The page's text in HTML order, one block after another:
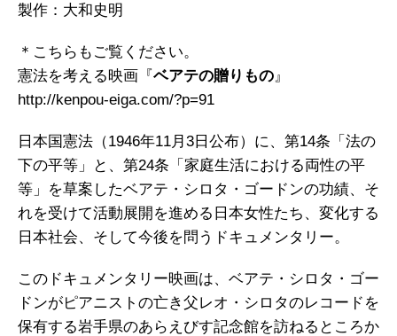
製作：大和史明
＊こちらもご覧ください。
憲法を考える映画『ベアテの贈りもの 』
http://kenpou-eiga.com/?p=91
日本国憲法（1946年11月3日公布）に、第14条「法の
下の平等」と、第24条「家庭生活における両性の平
等」を草案したベアテ・シロタ・ゴードンの功績、そ
れを受けて活動展開を進める日本女性たち、変化する
日本社会、そして今後を問うドキュメンタリー。
このドキュメンタリー映画は、ベアテ・シロタ・ゴー
ドンがピアニストの亡き父レオ・シロタのレコードを
保有する岩手県のあらえびす記念館を訪ねるところか